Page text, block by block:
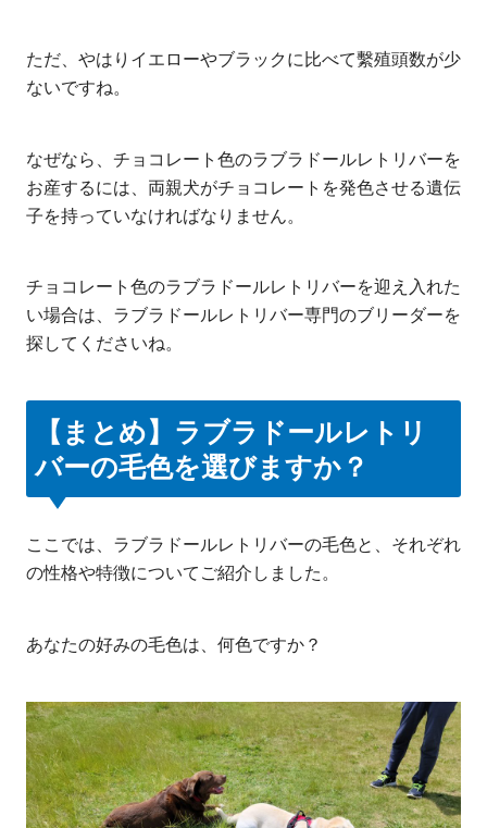
ただ、やはりイエローやブラックに比べて繫殖頭数が少
ないですね。
なぜなら、チョコレート色のラブラドールレトリバーを
お産するには、両親犬がチョコレートを発色させる遺伝
子を持っていなければなりません。
チョコレート色のラブラドールレトリバーを迎え入れた
い場合は、ラブラドールレトリバー専門のブリーダーを
探してくださいね。
【まとめ】ラブラドールレトリ
バーの毛色を選びますか？
ここでは、ラブラドールレトリバーの毛色と、それぞれ
の性格や特徴についてご紹介しました。
あなたの好みの毛色は、何色ですか？